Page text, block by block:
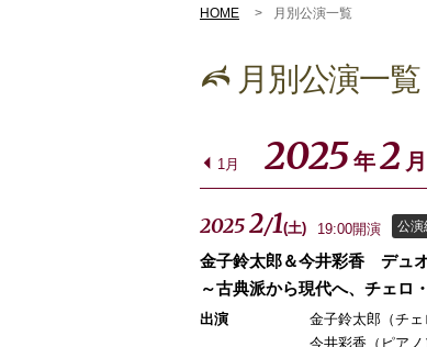
HOME 月別公演一覧
月別公演一覧
1月 2025年2
20252/1(土) 19:00開演 公演
金子鈴太郎＆今井彩香 デュ
～古典派から現代へ、チェロ
出演
金子鈴太郎（チェ
今井彩香（ピアノ